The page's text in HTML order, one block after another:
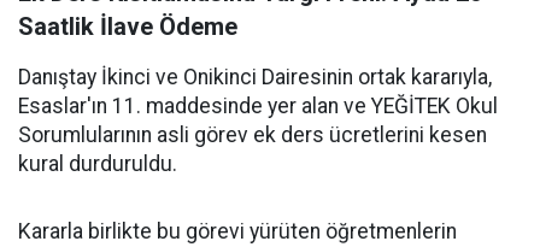
Saatlik İlave Ödeme
Danıştay İkinci ve Onikinci Dairesinin ortak kararıyla,
Esaslar'ın 11. maddesinde yer alan ve YEĞİTEK Okul
Sorumlularının asli görev ek ders ücretlerini kesen
kural durduruldu.
Kararla birlikte bu görevi yürüten öğretmenlerin